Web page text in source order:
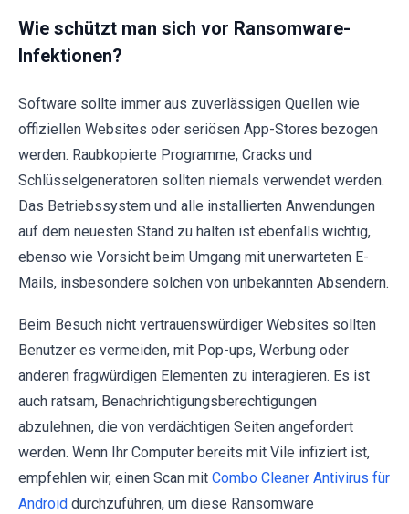
Wie schützt man sich vor Ransomware-
Infektionen?
Software sollte immer aus zuverlässigen Quellen wie
offiziellen Websites oder seriösen App-Stores bezogen
werden. Raubkopierte Programme, Cracks und
Schlüsselgeneratoren sollten niemals verwendet werden.
Das Betriebssystem und alle installierten Anwendungen
auf dem neuesten Stand zu halten ist ebenfalls wichtig,
ebenso wie Vorsicht beim Umgang mit unerwarteten E-
Mails, insbesondere solchen von unbekannten Absendern.
Beim Besuch nicht vertrauenswürdiger Websites sollten
Benutzer es vermeiden, mit Pop-ups, Werbung oder
anderen fragwürdigen Elementen zu interagieren. Es ist
auch ratsam, Benachrichtigungsberechtigungen
abzulehnen, die von verdächtigen Seiten angefordert
werden. Wenn Ihr Computer bereits mit Vile infiziert ist,
empfehlen wir, einen Scan mit Combo Cleaner Antivirus für
Android durchzuführen, um diese Ransomware